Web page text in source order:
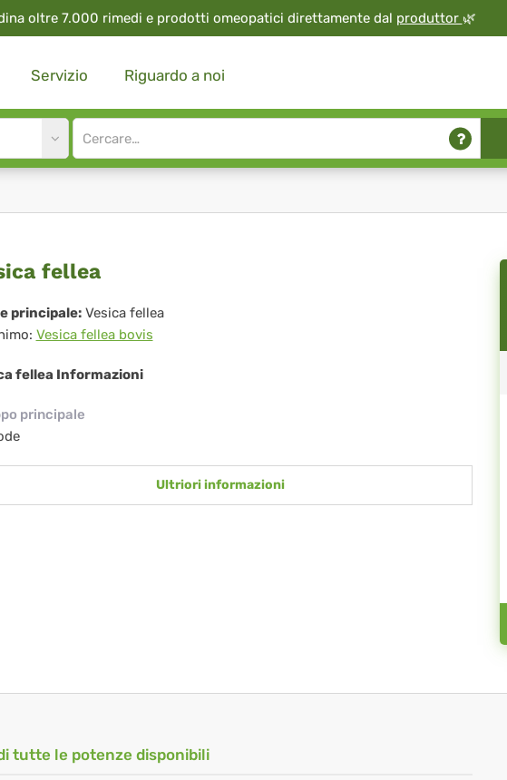
oltre 7.000 rimedi e prodotti omeopatici direttamente dal produttor 🌿
Servizio Riguardo a noi
Site
search
fellea
principale: Vesica fellea
Vesica fellea bovis
fellea Informazioni
principale
Ultriori informazioni
tutte le potenze disponibili